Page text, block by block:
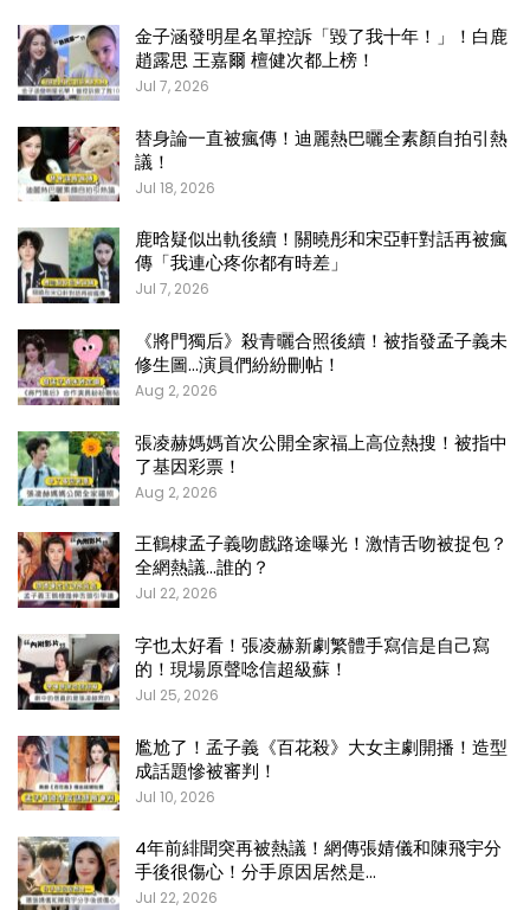
金子涵發明星名單控訴「毀了我十年！」！白鹿
趙露思 王嘉爾 檀健次都上榜！
Jul 7, 2026
替身論一直被瘋傳！迪麗熱巴曬全素顏自拍引熱
議！
Jul 18, 2026
鹿晗疑似出軌後續！關曉彤和宋亞軒對話再被瘋
傳「我連心疼你都有時差」
Jul 7, 2026
《將門獨后》殺青曬合照後續！被指發孟子義未
修生圖…演員們紛紛刪帖！
Aug 2, 2026
張凌赫媽媽首次公開全家福上高位熱搜！被指中
了基因彩票！
Aug 2, 2026
王鶴棣孟子義吻戲路途曝光！激情舌吻被捉包？
全網熱議…誰的？
Jul 22, 2026
字也太好看！張凌赫新劇繁體手寫信是自己寫
的！現場原聲唸信超級蘇！
Jul 25, 2026
尷尬了！孟子義《百花殺》大女主劇開播！造型
成話題慘被審判！
Jul 10, 2026
4年前緋聞突再被熱議！網傳張婧儀和陳飛宇分
手後很傷心！分手原因居然是…
Jul 22, 2026